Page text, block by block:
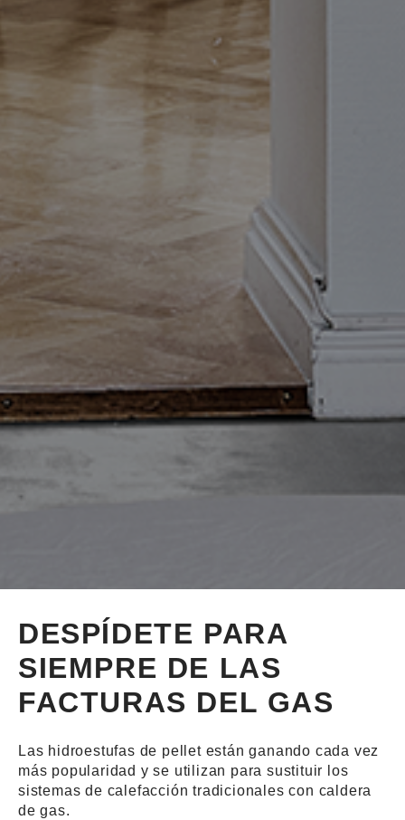
DESPÍDETE PARA
SIEMPRE DE LAS
FACTURAS DEL GAS
Las hidroestufas de pellet están ganando cada vez
más popularidad y se utilizan para sustituir los
sistemas de calefacción tradicionales con caldera
de gas.